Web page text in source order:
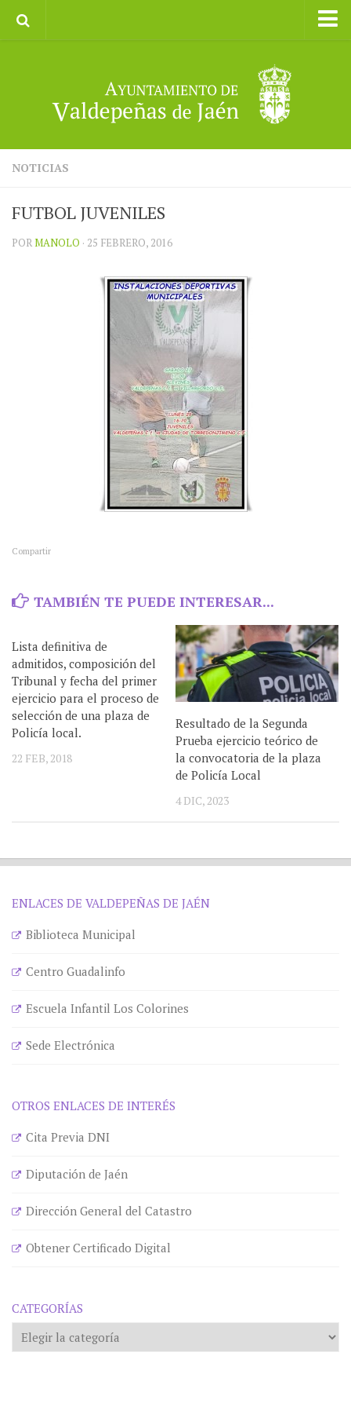
II CXM ROMPEALBARCAS 2023
NOTICIAS
FUTBOL JUVENILES
PORMANOLO · 25 FEBRERO, 2016
Compartir
TAMBIÉN TE PUEDE INTERESAR...
Lista definitiva de
admitidos, composición del
Tribunal y fecha del primer
ejercicio para el proceso de
selección de una plaza de
Policía local.
22 FEB, 2018
Resultado de la Segunda
Prueba ejercicio teórico de
la convocatoria de la plaza
de Policía Local
4 DIC, 2023
ENLACES DE VALDEPEÑAS DE JAÉN
Biblioteca Municipal
Centro Guadalinfo
Escuela Infantil Los Colorines
Sede Electrónica
OTROS ENLACES DE INTERÉS
Cita Previa DNI
Diputación de Jaén
Dirección General del Catastro
Obtener Certificado Digital
CATEGORÍAS
Categorías